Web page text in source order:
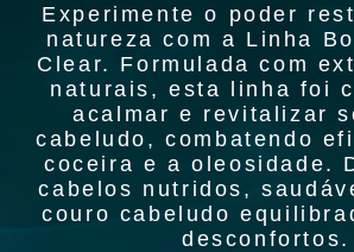
Experimente o poder
natureza com a Linha
Clear. Formulada com
naturais, esta linha foi
acalmar e revitalizar
cabeludo, combatendo
coceira e a oleosidade.
cabelos nutridos,
couro cabeludo
desconfortos.